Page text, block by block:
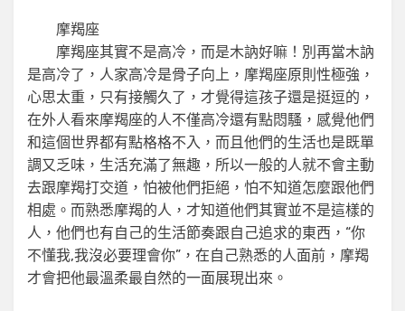
摩羯座
摩羯座其實不是高冷，而是木訥好嘛！別再當木訥
是高冷了，人家高冷是骨子向上，摩羯座原則性極強，
心思太重，只有接觸久了，才覺得這孩子還是挺逗的，
在外人看來摩羯座的人不僅高冷還有點悶騷，感覺他們
和這個世界都有點格格不入，而且他們的生活也是既單
調又乏味，生活充滿了無趣，所以一般的人就不會主動
去跟摩羯打交道，怕被他們拒絕，怕不知道怎麼跟他們
相處。而熟悉摩羯的人，才知道他們其實並不是這樣的
人，他們也有自己的生活節奏跟自己追求的東西，“你
不懂我,我沒必要理會你”，在自己熟悉的人面前，摩羯
才會把他最溫柔最自然的一面展現出來。